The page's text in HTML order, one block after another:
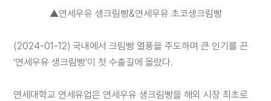
채
▲연세우유 생크림빵&연세우유 초코생크림빵
(2024-01-12) 국내에서 크림빵 열풍을 주도하며 큰 인기를 끈
‘연세우유 생크림빵’이 첫 수출길에 올랐다.
연세대학교 연세유업은 연세우유 생크림빵을 해외 시장 최초로